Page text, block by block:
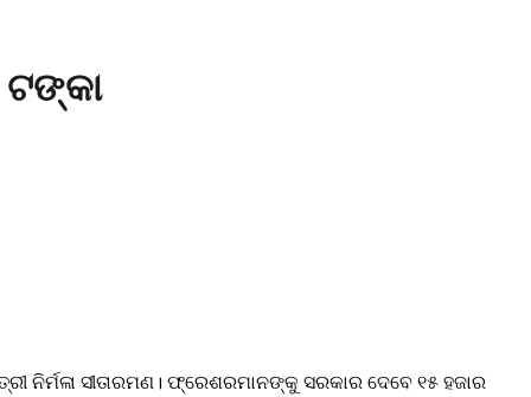
ଟଙ୍କା
ସୀତାରମଣ। ଫ୍ରେଶରମାନଙ୍କୁ ସରକାର ଦେବେ ୧୫ ହଜାର